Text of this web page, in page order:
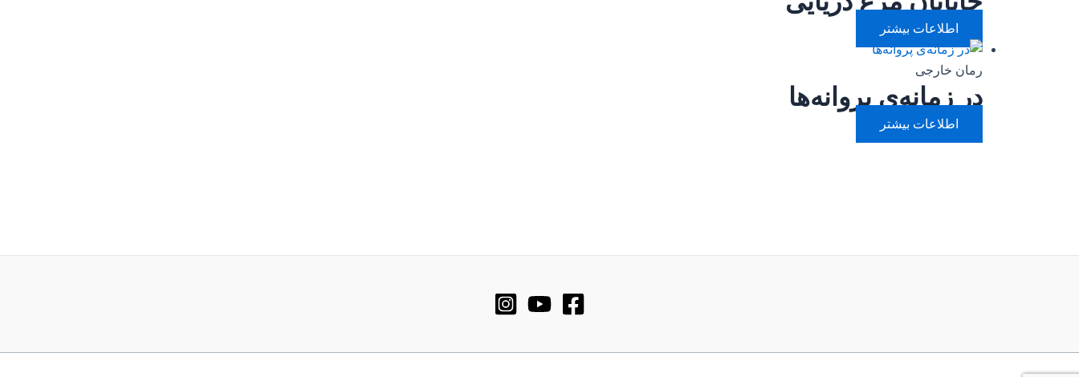
اطلاعات بیشتر
رمان خارجی
در زمانه‌ی پروانه‌ها
اطلاعات بیشتر